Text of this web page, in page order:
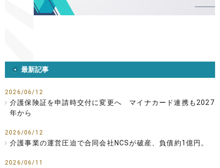
最新記事
2026/06/12
介護保険証を申請時交付に変更へ マイナカード連携も2027
年から
2026/06/12
介護事業の運営圧迫で合同会社NCSが破産、負債約1億円。
2026/06/11